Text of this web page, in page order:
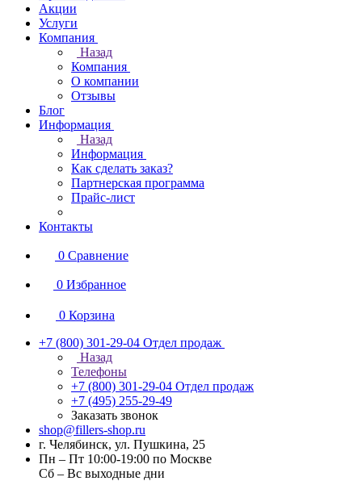
Акции
Услуги
Компания
Назад
Компания
О компании
Отзывы
Блог
Информация
Назад
Информация
Как сделать заказ?
Партнерская программа
Прайс-лист
Контакты
0 Сравнение
0 Избранное
0 Корзина
+7 (800) 301-29-04 Отдел продаж
Назад
Телефоны
+7 (800) 301-29-04 Отдел продаж
+7 (495) 255-29-49
Заказать звонок
shop@fillers-shop.ru
г. Челябинск, ул. Пушкина, 25
Пн – Пт 10:00-19:00 по Москве
Сб – Вс выходные дни